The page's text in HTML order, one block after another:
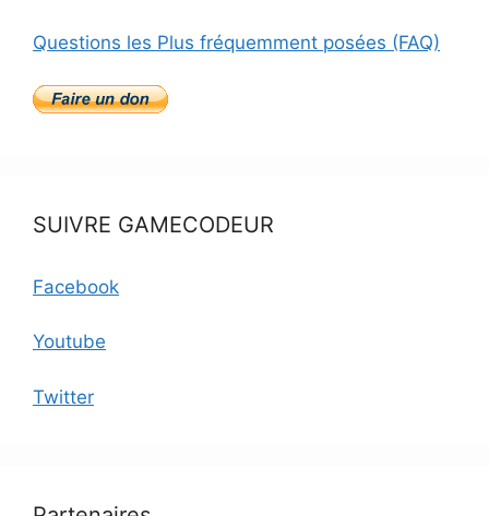
Questions les Plus fréquemment posées (FAQ)
SUIVRE GAMECODEUR
Facebook
Youtube
Twitter